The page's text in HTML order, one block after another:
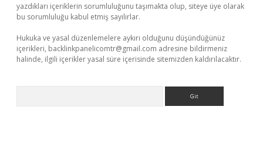
yazdıkları içeriklerin sorumluluğunu taşımakta olup, siteye üye olarak
bu sorumluluğu kabul etmiş sayılırlar.
Hukuka ve yasal düzenlemelere aykırı olduğunu düşündüğünüz
içerikleri, backlinkpanelicomtr@gmail.com adresine bildirmeniz
halinde, ilgili içerikler yasal süre içerisinde sitemizden kaldırılacaktır.